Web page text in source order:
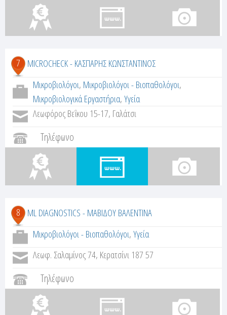
7
MICROCHECK - ΚΑΣΠΑΡΗΣ ΚΩΝΣΤΑΝΤΙΝΟΣ
Μικροβιολόγοι, Μικροβιολόγοι - Βιοπαθολόγοι,
Μικροβιολογικά Εργαστήρια,Υγεία
Λεωφόρος Βεΐκου 15-17, Γαλάτσι
Τηλέφωνο
8
ML DIAGNOSTICS - ΜΑΒΙΔΟΥ ΒΑΛΕΝΤΙΝΑ
Μικροβιολόγοι - Βιοπαθολόγοι,Υγεία
Λεωφ. Σαλαμίνος 74, Κερατσίνι 187 57
Τηλέφωνο